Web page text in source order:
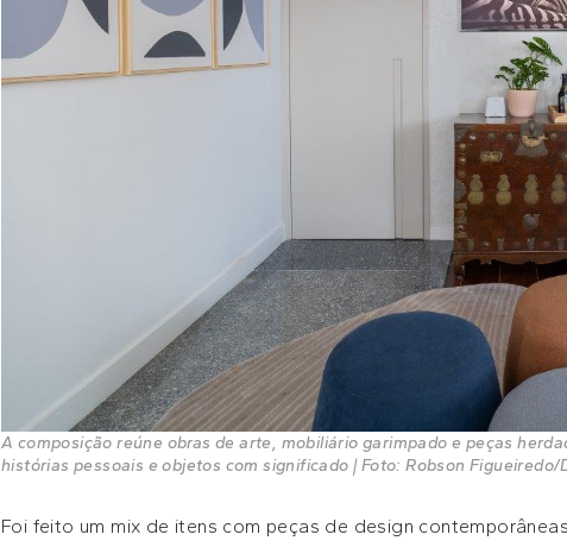
A composição reúne obras de arte, mobiliário garimpado e peças
histórias pessoais e objetos com significado | Foto: Robson Figueiredo/
Foi feito um mix de itens com peças de design